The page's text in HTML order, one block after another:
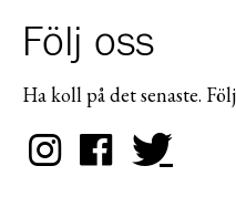
Följ oss
Ha koll på det senaste.